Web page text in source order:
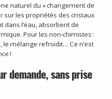
naturel du « changement de
sur les propriétés des cristaux
dans l’eau, absorbent de
Pour les non-chimistes :
le mélange refroidit… Ce n’est
!
demande, sans prise